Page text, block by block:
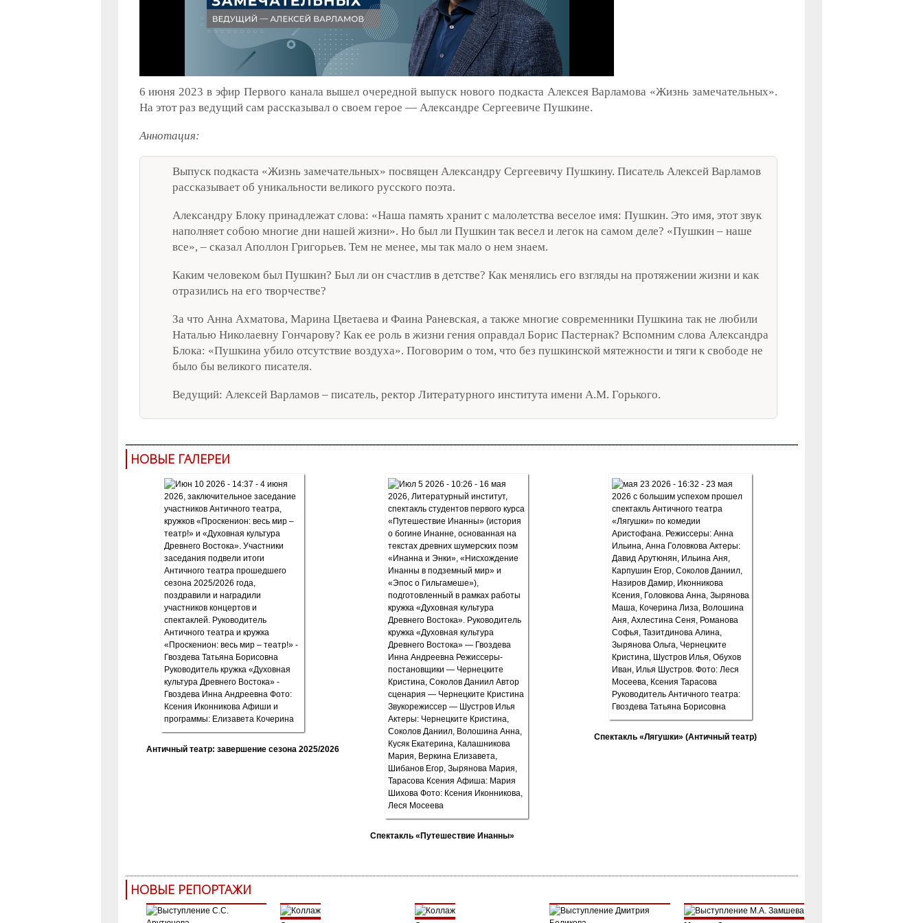
6 июня 2023 в эфир Первого канала вышел очередной выпуск нового подкаста Алексея Варламова «Жизнь замечательных».
На этот раз ведущий сам рассказывал о своем герое — Александре Сергеевиче Пушкине.
Аннотация:
Выпуск подкаста «Жизнь замечательных» посвящен Александру Сергеевичу Пушкину. Писатель Алексей Варламов
рассказывает об уникальности великого русского поэта.
Александру Блоку принадлежат слова: «Наша память хранит с малолетства веселое имя: Пушкин. Это имя, этот звук
наполняет собою многие дни нашей жизни». Но был ли Пушкин так весел и легок на самом деле? «Пушкин – наше
все», – сказал Аполлон Григорьев. Тем не менее, мы так мало о нем знаем.
Каким человеком был Пушкин? Был ли он счастлив в детстве? Как менялись его взгляды на протяжении жизни и как
отразились на его творчестве?
За что Анна Ахматова, Марина Цветаева и Фаина Раневская, а также многие современники Пушкина так не любили
Наталью Николаевну Гончарову? Как ее роль в жизни гения оправдал Борис Пастернак? Вспомним слова Александра
Блока: «Пушкина убило отсутствие воздуха». Поговорим о том, что без пушкинской мятежности и тяги к свободе не
было бы великого писателя.
Ведущий: Алексей Варламов – писатель, ректор Литературного института имени А.М. Горького.
НОВЫЕ ГАЛЕРЕИ
Античный театр: завершение сезона 2025/2026
Спектакль «Путешествие Инанны»
Спектакль «Лягушки» (Античный театр)
НОВЫЕ РЕПОРТАЖИ